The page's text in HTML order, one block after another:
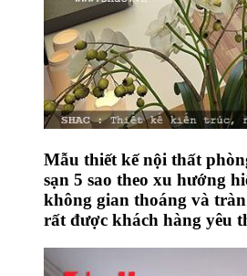
Mẫu thiết kế nội thất
sạn 5 sao theo xu hướng
không gian thoáng và
rất được khách hàng yêu